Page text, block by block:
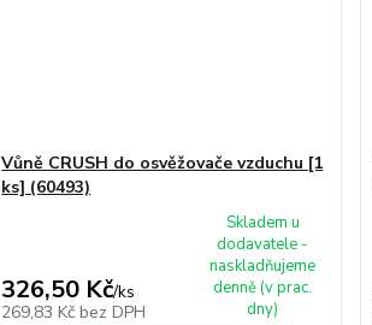
Vůně CRUSH do osvěžovače vzduchu [1
ks] (60493)
326,50 Kč/ks
269,83 Kč bez DPH
Skladem u
dodavatele -
naskladňujeme
denně (v prac.
dny)